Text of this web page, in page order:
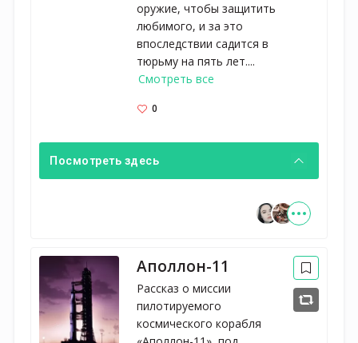
оружие, чтобы защитить
любимого, и за это
впоследствии садится в
тюрьму на пять лет....
Смотреть все
0
Посмотреть здесь
Аполлон-11
Рассказ о миссии
пилотируемого
космического корабля